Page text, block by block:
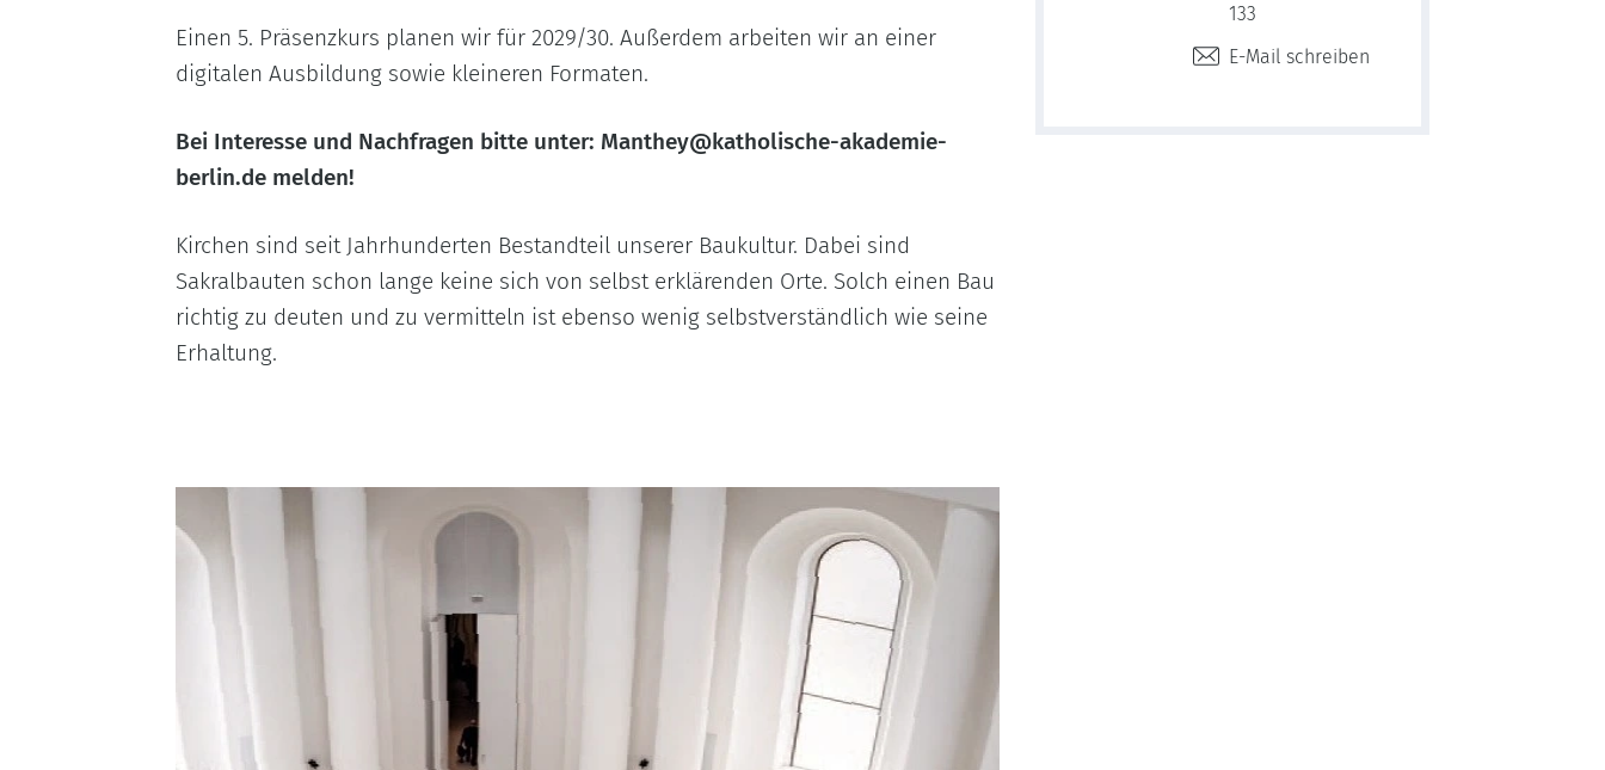
Einen 5. Präsenzkurs planen wir für 2029/30. Außerdem arbeiten wir an einer
digitalen Ausbildung sowie kleineren Formaten.
Bei Interesse und Nachfragen bitte unter: Manthey@katholische-akademie-
berlin.de melden!
Kirchen sind seit Jahrhunderten Bestandteil unserer Baukultur. Dabei sind
Sakralbauten schon lange keine sich von selbst erklärenden Orte. Solch einen Bau
richtig zu deuten und zu vermitteln ist ebenso wenig selbstverständlich wie seine
Erhaltung.
133
E-Mail schreiben